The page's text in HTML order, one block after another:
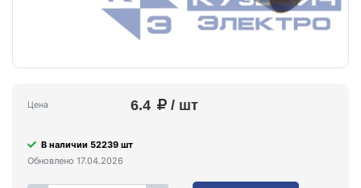
Цена 6.4 / шт
В наличии 52239 шт
Обновлено 17.04.2026